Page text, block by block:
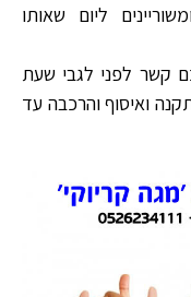
ליום שאותו
קשר לפני לגבי שעת
ואיסוף והרכבה עד